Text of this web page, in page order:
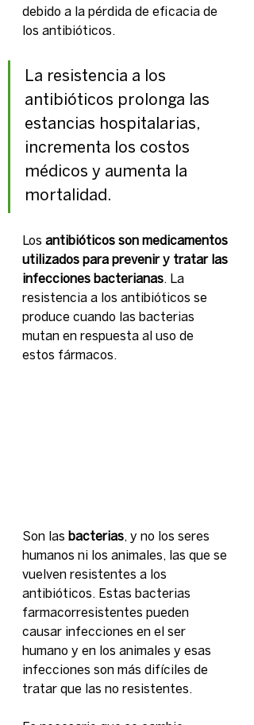
debido a la pérdida de eficacia de
los antibióticos.
La resistencia a los
antibióticos prolonga las
estancias hospitalarias,
incrementa los costos
médicos y aumenta la
mortalidad.
Los antibióticos son medicamentos
utilizados para prevenir y tratar las
infecciones bacterianas. La
resistencia a los antibióticos se
produce cuando las bacterias
mutan en respuesta al uso de
estos fármacos.
Son las bacterias, y no los seres
humanos ni los animales, las que se
vuelven resistentes a los
antibióticos. Estas bacterias
farmacorresistentes pueden
causar infecciones en el ser
humano y en los animales y esas
infecciones son más difíciles de
tratar que las no resistentes.